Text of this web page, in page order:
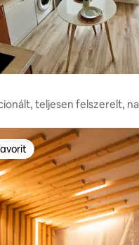
teljesen felszerelt,